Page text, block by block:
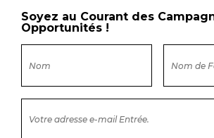
Soyez au Courant des
Opportunités !